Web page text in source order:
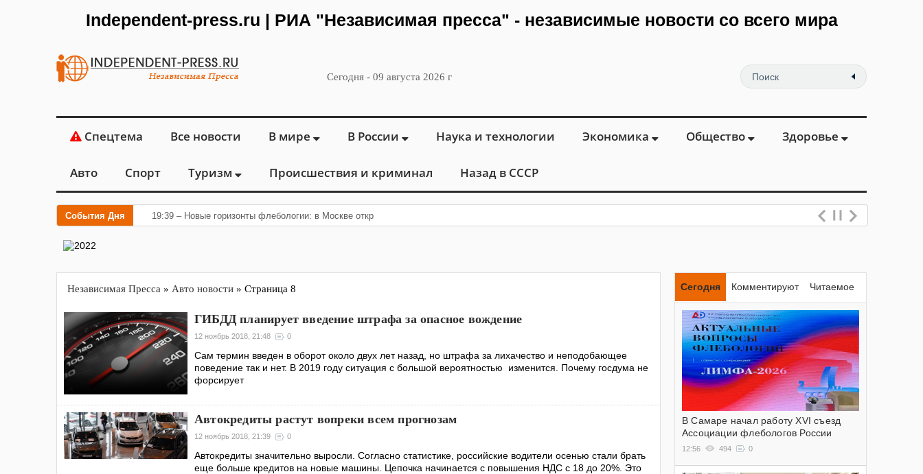
Independent-press.ru | РИА "Независимая пресса" - независимые новости со всего мира
Сегодня - 09 августа 2026 г
Спецтема Все новости В мире В России Наука и технологии Экономика Общество Здоровье
Авто Спорт Туризм Происшествия и криминал Назад в СССР
События Дня 19:39 – Новые горизонты флебологии: в Москве открылся «Городской центр флебол
Независимая Пресса » Авто новости » Страница 8
ГИБДД планирует введение штрафа за опасное вождение
12 ноябрь 2018, 21:48 0
Сам термин введен в оборот около двух лет назад, но штрафа за лихачество и неподобающее
поведение так и нет. В 2019 году ситуация с большой вероятностью изменится. Почему госдума не
форсирует
Автокредиты растут вопреки всем прогнозам
12 ноябрь 2018, 21:39 0
Автокредиты значительно выросли. Согласно статистике, российские водители осенью стали брать
еще больше кредитов на новые машины. Цепочка начинается с повышения НДС с 18 до 20%. Это
Сегодня Комментируют Читаемое
В Самаре начал работу XVI съезд
Ассоциации флебологов России
12:56 494 0